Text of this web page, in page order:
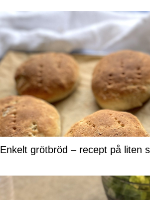
Enkelt grötbröd – recept på liten